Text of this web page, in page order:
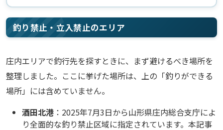
釣り禁止・立入禁止のエリア
庄内エリアで釣行先を探すときに、まず避けるべき場所を
整理しました。ここに挙げた場所は、上の「釣りができる
場所」には含めていません。
酒田北港 ：2025年7月3日から山形県庄内総合支庁によ
り全面的な釣り禁止区域に指定されています。本記事